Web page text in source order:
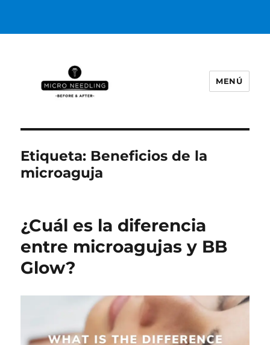
MENÚ
Etiqueta: Beneficios de la
microaguja
¿Cuál es la diferencia
entre microagujas y BB
Glow?